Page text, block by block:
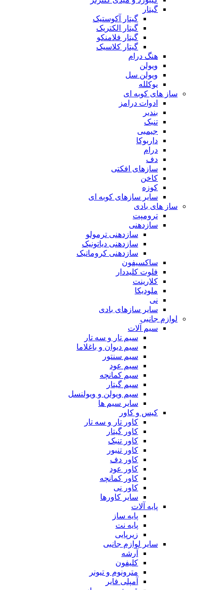
گیتار
گیتار آکوستیک
گیتار الکتریک
گیتار فلامنکو
گیتار کلاسیک
هنگ درام
ویولن
ویولن سل
یوکلله
ساز های کوبه ای
ادوات درامز
بندیر
تنبک
جیمبی
داربوکا
درام
دف
سازهای افکتی
کاخن
کوزه
سایر سازهای کوبه ای
ساز های بادی
ترومپت
سازدهنی
سازدهنی ترمولو
سازدهنی دیاتونیک
سازدهنی کروماتیک
ساکسیفون
فلوت کلیددار
کلارینت
ملودیکا
نی
سایر سازهای بادی
لوازم جانبی
سیم آلات
سیم تار و سه تار
سیم دیوان و باغلاما
سیم سنتور
سیم عود
سیم کمانچه
سیم گیتار
سیم ویولن و ویولنسل
سایر سیم ها
کیس و کاور
کاور تار و سه تار
کاور گیتار
کاور تنبک
کاور تنبور
کاور دف
کاور عود
کاور کمانچه
کاور نی
سایر کاورها
پایه آلات
پایه ساز
پایه نت
زیرپایی
سایر لوازم جانبی
آرشه
کلیفون
مترونوم و تیونر
آمپلی فایر